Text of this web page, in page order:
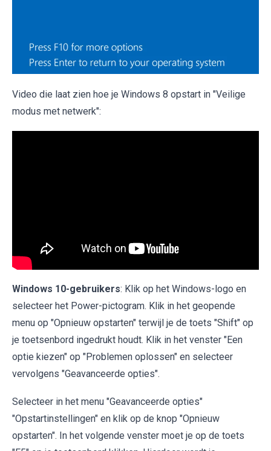
Video die laat zien hoe je Windows 8 opstart in "Veilige
modus met netwerk":
Windows 10-gebruikers: Klik op het Windows-logo en
selecteer het Power-pictogram. Klik in het geopende
menu op "Opnieuw opstarten" terwijl je de toets "Shift" op
je toetsenbord ingedrukt houdt. Klik in het venster "Een
optie kiezen" op "Problemen oplossen" en selecteer
vervolgens "Geavanceerde opties".
Selecteer in het menu "Geavanceerde opties"
"Opstartinstellingen" en klik op de knop "Opnieuw
opstarten". In het volgende venster moet je op de toets